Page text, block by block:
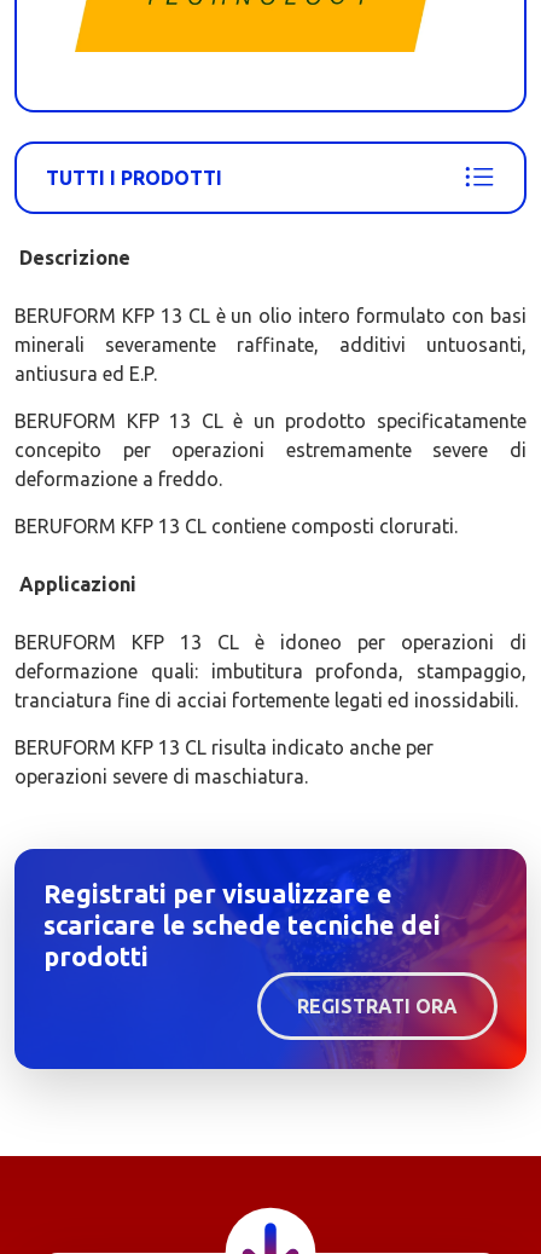
TUTTI I PRODOTTI
Descrizione
BERUFORM KFP 13 CL è un olio intero formulato con basi
minerali severamente raffinate, additivi untuosanti,
antiusura ed E.P.
BERUFORM KFP 13 CL è un prodotto specificatamente
concepito per operazioni estremamente severe di
deformazione a freddo.
BERUFORM KFP 13 CL contiene composti clorurati.
Applicazioni
BERUFORM KFP 13 CL è idoneo per operazioni di
deformazione quali: imbutitura profonda, stampaggio,
tranciatura fine di acciai fortemente legati ed inossidabili.
BERUFORM KFP 13 CL risulta indicato anche per
operazioni severe di maschiatura.
Registrati per visualizzare e
scaricare le schede tecniche dei
prodotti
REGISTRATI ORA